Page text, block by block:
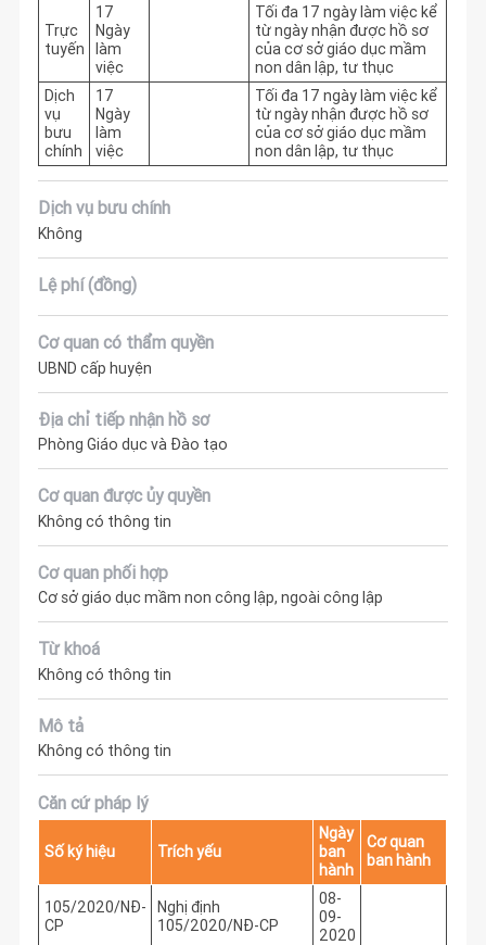
Trực
tuyến
17
Ngày
làm
việc
Tối đa 17 ngày làm việc kể
từ ngày nhận được hồ sơ
của cơ sở giáo dục mầm
non dân lập, tư thục
Dịch
vụ
bưu
chính
17
Ngày
làm
việc
Tối đa 17 ngày làm việc kể
từ ngày nhận được hồ sơ
của cơ sở giáo dục mầm
non dân lập, tư thục
Dịch vụ bưu chính
Không
Lệ phí (đồng)
Cơ quan có thẩm quyền
UBND cấp huyện
Địa chỉ tiếp nhận hồ sơ
Phòng Giáo dục và Đào tạo
Cơ quan được ủy quyền
Không có thông tin
Cơ quan phối hợp
Cơ sở giáo dục mầm non công lập, ngoài công lập
Từ khoá
Không có thông tin
Mô tả
Không có thông tin
Căn cứ pháp lý
Số ký hiệu Trích yếu
Ngày
ban
hành
Cơ quan
ban hành
105/2020/NĐ-
CP
Nghị định
105/2020/NĐ-CP
08-
09-
2020